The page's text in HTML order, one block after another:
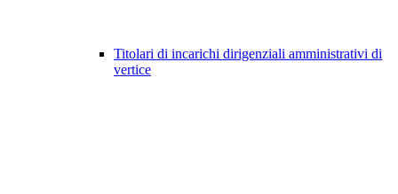
Titolari di incarichi dirigenziali amministrativi di
vertice